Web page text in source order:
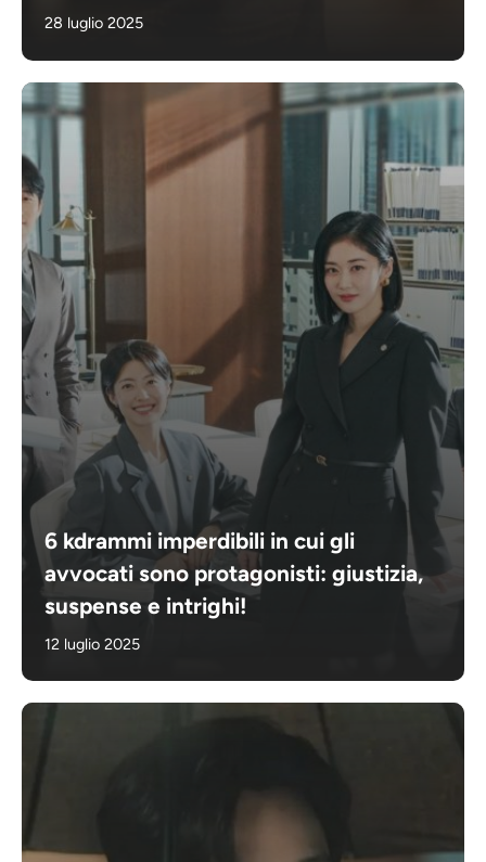
28 luglio 2025
6 kdrammi imperdibili in cui gli
avvocati sono protagonisti: giustizia,
suspense e intrighi!
12 luglio 2025